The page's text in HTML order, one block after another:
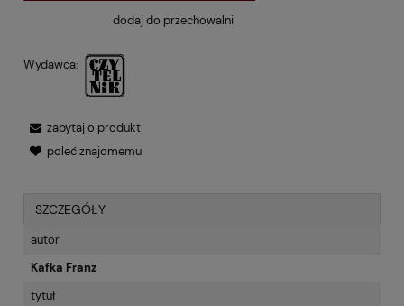
dodaj do przechowalni
Wydawca:
zapytaj o produkt
poleć znajomemu
SZCZEGÓŁY
autor
Kafka Franz
tytuł